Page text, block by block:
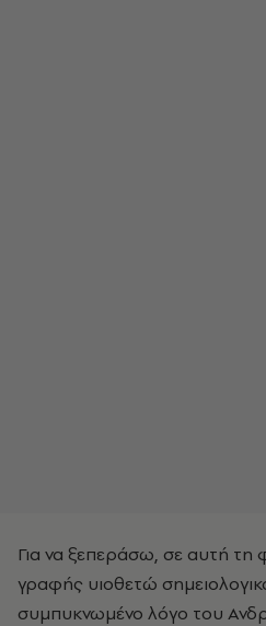
Για να ξεπεράσω, σε αυτή τη
γραφής υιοθετώ
συμπυκνωμένο λόγο του